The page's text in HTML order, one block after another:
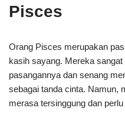
Pisces
Orang Pisces merupakan
kasih sayang. Mereka
pasangannya dan senang
sebagai tanda cinta. Namun,
merasa tersinggung dan